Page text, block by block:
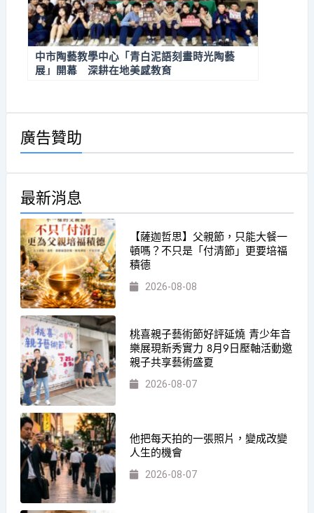
中市陶藝教學中心「青白泥語刻畫時光陶藝
展」開幕 深耕在地美感教育
廣告贊助
最新消息
【薩迦哲思】父親節，只能大餐一
頓嗎？不只是「付清節」更要培福
積德
2026-08-08
桃喜親子藝術節好評延燒 青少年音
樂展現新秀實力 8月9日壓軸活動邀
親子共享藝術盛夏
2026-08-07
他把每天拍的一張照片，變成改變
人生的機會
2026-08-07